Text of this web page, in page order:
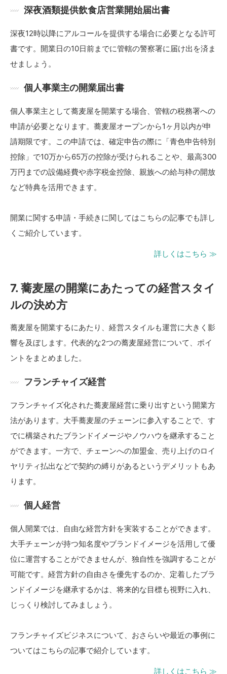
深夜酒類提供飲食店営業開始届出書
深夜12時以降にアルコールを提供する場合に必要となる許可
書です。開業日の10日前までに管轄の警察署に届け出を済ま
せましょう。
個人事業主の開業届出書
個人事業主として蕎麦屋を開業する場合、管轄の税務署への
申請が必要となります。蕎麦屋オープンから1ヶ月以内が申
請期限です。この申請では、確定申告の際に「青色申告特別
控除」で10万から65万の控除が受けられることや、最高300
万円までの設備経費や赤字税金控除、親族への給与枠の開放
など特典を活用できます。
開業に関する申請・手続きに関してはこちらの記事でも詳し
くご紹介しています。
詳しくはこちら ≫
7. 蕎麦屋の開業にあたっての経営スタイ
ルの決め方
蕎麦屋を開業するにあたり、経営スタイルも運営に大きく影
響を及ぼします。代表的な2つの蕎麦屋経営について、ポイ
ントをまとめました。
フランチャイズ経営
フランチャイズ化された蕎麦屋経営に乗り出すという開業方
法があります。大手蕎麦屋のチェーンに参入することで、す
でに構築されたブランドイメージやノウハウを継承すること
ができます。一方で、チェーンへの加盟金、売り上げのロイ
ヤリティ払出などで契約の縛りがあるというデメリットもあ
ります。
個人経営
個人開業では、自由な経営方針を実装することができます。
大手チェーンが持つ知名度やブランドイメージを活用して優
位に運営することができませんが、独自性を強調することが
可能です。経営方針の自由さを優先するのか、定着したブラ
ンドイメージを継承するかは、将来的な目標も視野に入れ、
じっくり検討してみましょう。
フランチャイズビジネスについて、おさらいや最近の事例に
ついてはこちらの記事で紹介しています。
詳しくはこちら ≫